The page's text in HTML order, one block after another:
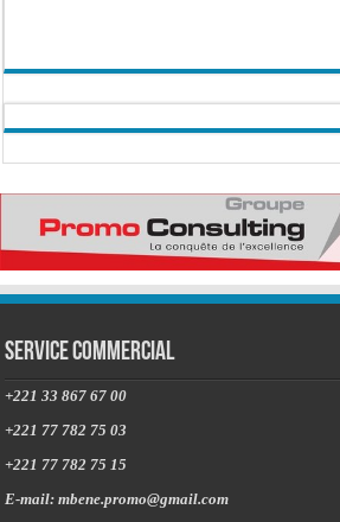
Service commercial
+221 33 867 67 00
+221 77 782 75 03
+221 77 782 75 15
E-mail: mbene.promo@gmail.com